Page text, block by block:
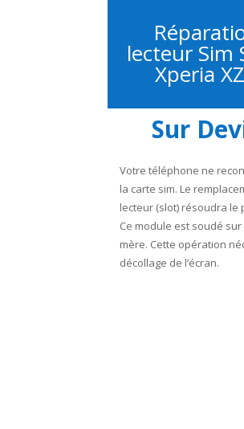
lecteur Sim
Xperia
Sur
Votre téléphone ne
la carte sim. Le
lecteur (slot) résoudra le
Ce module est soudé sur
mère. Cette opération
décollage de l’écran.